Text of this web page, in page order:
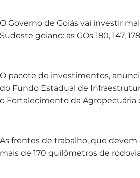
O Governo de Goiás vai investir
Sudeste goiano: as GOs 180, 147,
O pacote de investimentos,
do Fundo Estadual de
o Fortalecimento da Agropecuária
As frentes de trabalho, que
mais de 170 quilômetros de